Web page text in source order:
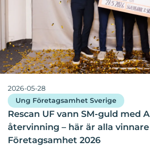
2026-05-28
Ung Företagsamhet Sverige
Rescan UF vann SM-guld med
återvinning – här är alla vinnare
Företagsamhet 2026